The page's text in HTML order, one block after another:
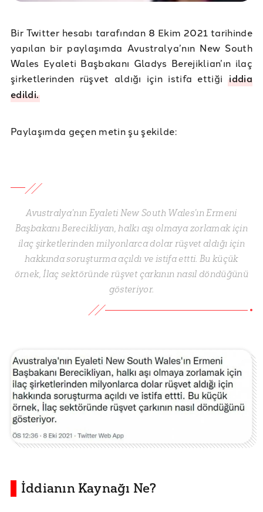
Bir Twitter hesabı tarafından 8 Ekim 2021 tarihinde
yapılan bir paylaşımda Avustralya’nın New South
Wales Eyaleti Başbakanı Gladys Berejiklian’ın ilaç
şirketlerinden rüşvet aldığı için istifa ettiğiiddia
edildi.
Paylaşımda geçen metin şu şekilde:
Avustralya'nın Eyaleti New South Wales'ın Ermeni
Başbakanı Berecikliyan, halkı aşı olmaya zorlamak için
ilaç şirketlerinden milyonlarca dolar rüşvet aldığı için
hakkında soruşturma açıldı ve istifa ettti. Bu küçük
örnek, İlaç sektöründe rüşvet çarkının nasıl döndüğünü
gösteriyor.
İddianın Kaynağı Ne?